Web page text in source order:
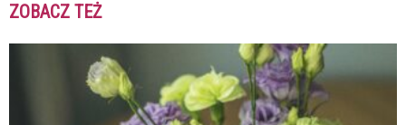
ZOBACZ TEŻ